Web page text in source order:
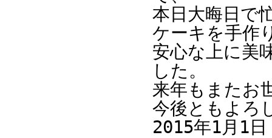
本日大晦日で
ケーキを手作
安心な上に美
した。
来年もまたお
今後ともよろ
2015年1月1